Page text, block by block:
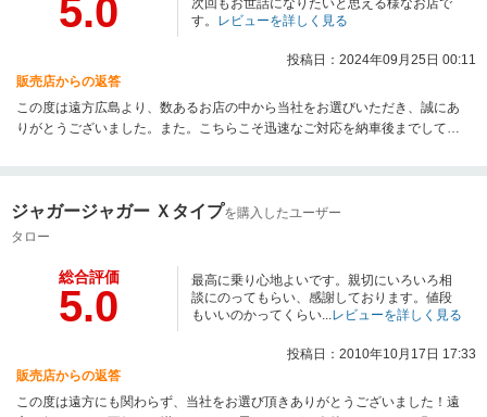
5.0
次回もお世話になりたいと思える様なお店で
す。 レビューを詳しく見る
投稿日：2024年09月25日 00:11
販売店からの返答
この度は遠方広島より、数あるお店の中から当社をお選びいただき、誠にあ
りがとうございました。また。こちらこそ迅速なご対応を納車後までして頂
した。今後ともどうぞよろしくお願い致します。またお次のお車もぜひとも
ジャガージャガー Ｘタイプを購入したユーザー
タロー
総合評価
5.0
最高に乗り心地よいです。親切にいろいろ相
談にのってもらい、感謝しております。値段
もいいのかってくらい...レビューを詳しく見る
投稿日：2010年10月17日 17:33
販売店からの返答
この度は遠方にも関わらず、当社をお選び頂きありがとうございました！遠